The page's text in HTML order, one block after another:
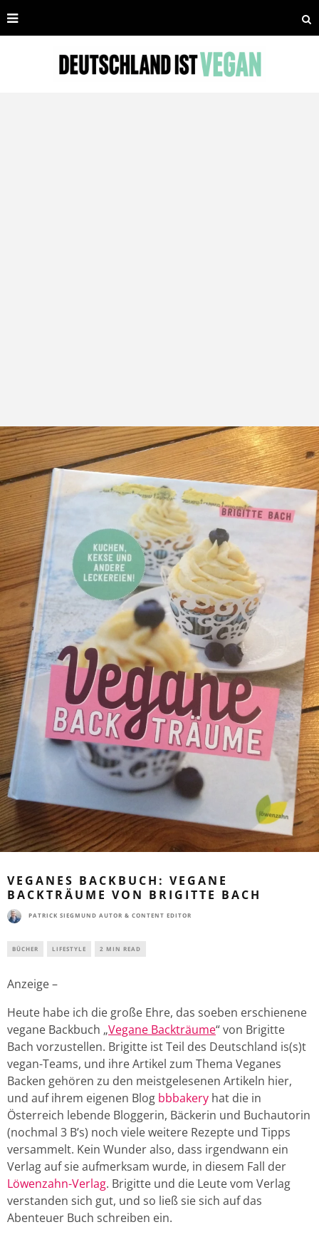
VEGANES BACKBUCH: VEGANE
BACKTRÄUME VON BRIGITTE BACH
PATRICK SIEGMUND AUTOR & CONTENT EDITOR
BÜCHER LIFESTYLE 2 MIN READ
Anzeige –
Heute habe ich die große Ehre, das soeben erschienene
vegane Backbuch „Vegane Backträume“ von Brigitte
Bach vorzustellen. Brigitte ist Teil des Deutschland is(s)t
vegan-Teams, und ihre Artikel zum Thema Veganes
Backen gehören zu den meistgelesenen Artikeln hier,
und auf ihrem eigenen Blog bbbakery hat die in
Österreich lebende Bloggerin, Bäckerin und Buchautorin
(nochmal 3 B’s) noch viele weitere Rezepte und Tipps
versammelt. Kein Wunder also, dass irgendwann ein
Verlag auf sie aufmerksam wurde, in diesem Fall der
Löwenzahn-Verlag. Brigitte und die Leute vom Verlag
verstanden sich gut, und so ließ sie sich auf das
Abenteuer Buch schreiben ein.